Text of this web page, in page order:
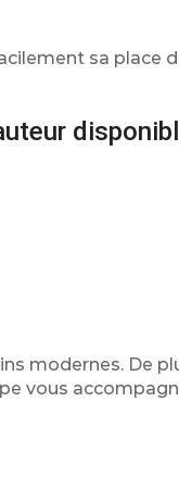
sa place
modernes. De
vous